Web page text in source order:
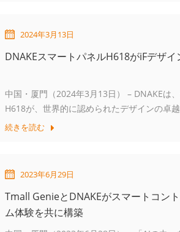
2024年3月13日
DNAKEスマートパネルH618がiFデザ
中国・厦門（2024年3月13日） – DNAKEは
H618が、世界的に認められたデザインの卓
を発表できることを大変嬉しく思います。受
続きを読む
2023年6月29日
Tmall GenieとDNAKEがスマートコン
ム体験を共に構築